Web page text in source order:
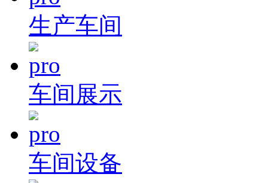
生产车间
车间展示
车间设备